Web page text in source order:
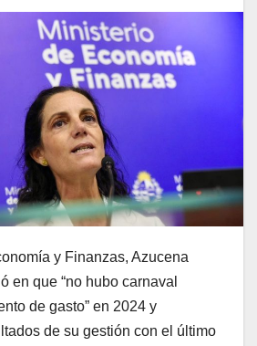
y Finanzas, Azucena
en que “no hubo carnaval
de gasto” en 2024 y
de su gestión con el último